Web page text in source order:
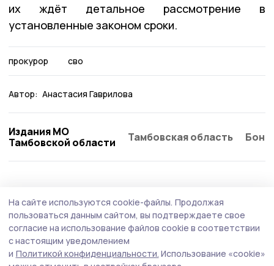
их ждёт детальное рассмотрение в
установленные законом сроки.
прокурор сво
Автор: Анастасия Гаврилова
Издания МО
Тамбовской области
Тамбовская область
На сайте используются cookie-файлы. Продолжая
пользоваться данным сайтом, вы подтверждаете свое
согласие на использование файлов cookie в соответствии
с настоящим уведомлением
и Политикой конфиденциальности. Использование «cookie»